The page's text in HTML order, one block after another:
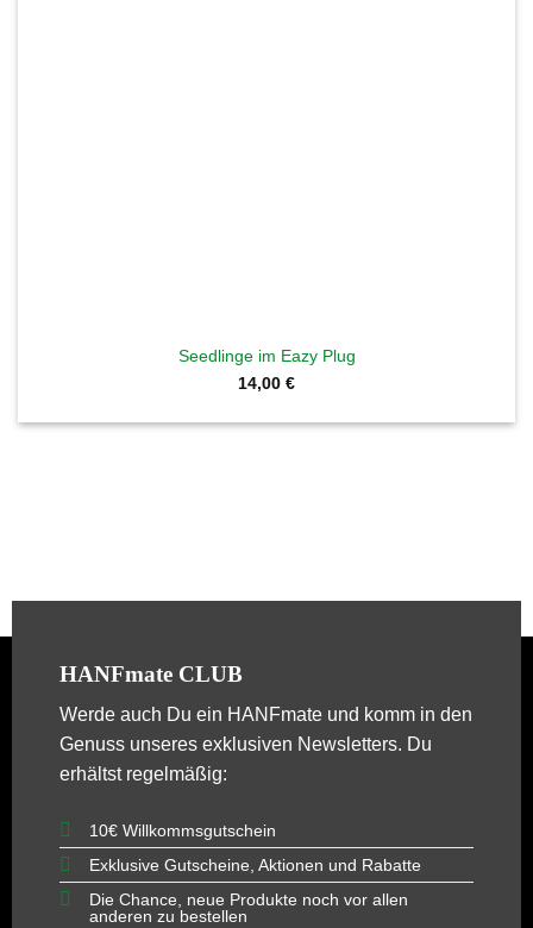
Seedlinge im Eazy Plug
14,00 €
HANFmate CLUB
Werde auch Du ein HANFmateund komm in den
Genuss unseres exklusiven Newsletters. Du
erhältst regelmäßig:
10€ Willkommsgutschein
Exklusive Gutscheine, Aktionen und Rabatte
Die Chance, neue Produkte noch vor allen
anderen zu bestellen